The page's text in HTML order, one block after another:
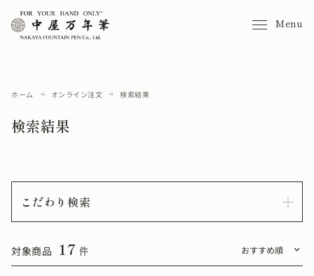
Menu
ホーム オンライン注文 検索結果
検索結果
こだわり検索
対象商品 17 件